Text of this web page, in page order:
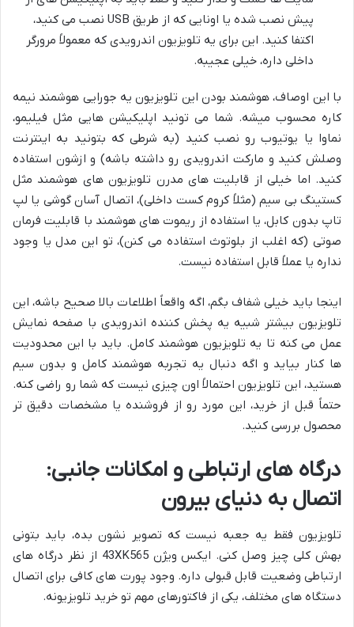
پیش نصب شده یا اونایی که از طریق USB نصب می کنید،
اکتفا کنید. این برای یه تلویزیون اندرویدی که معمولاً مرورگر
داخلی داره، خیلی عجیبه.
با این اوصاف، هوشمند بودن این تلویزیون یه جورایی هوشمند نیمه
کاره محسوب میشه. شما می تونید اپلیکیشن هایی مثل فیلیمو،
نماوا یا یوتیوب رو نصب کنید (به شرطی که بتونید به اینترنت
وصلش کنید و مارکت اندرویدی رو داشته باشه) و ازشون استفاده
کنید. اما خیلی از قابلیت های مدرن تلویزیون های هوشمند مثل
کستینگ بی سیم (مثلاً کروم کست داخلی)، اتصال آسان گوشی یا لپ
تاپ بدون کابل، یا استفاده از ریموت های هوشمند با قابلیت فرمان
صوتی (که اغلب از بلوتوث استفاده می کنن)، تو این مدل یا وجود
نداره یا عملاً قابل استفاده نیست.
اینجا باید خیلی شفاف بگم، اگه واقعاً اطلاعات بالا صحیح باشه، این
تلویزیون بیشتر شبیه یه پخش کننده اندرویدی با صفحه نمایش
عمل می کنه تا یه تلویزیون هوشمند کامل. باید با این محدودیت
ها کنار بیاید و اگه دنبال یه تجربه هوشمند کامل و بدون سیم
هستید، این تلویزیون احتمالاً اون چیزی نیست که شما رو راضی کنه.
حتماً قبل از خرید، این مورد رو از فروشنده یا مشخصات دقیق تر
محصول بررسی کنید.
درگاه های ارتباطی و امکانات جانبی:
اتصال به دنیای بیرون
تلویزیون فقط یه جعبه نیست که تصویر نشون بده، باید بتونی
بهش کلی چیز وصل کنی. ایکس ویژن 43XK565 از نظر درگاه های
ارتباطی وضعیت قابل قبولی داره. وجود پورت های کافی برای اتصال
دستگاه های مختلف، یکی از فاکتورهای مهم تو خرید تلویزیونه.